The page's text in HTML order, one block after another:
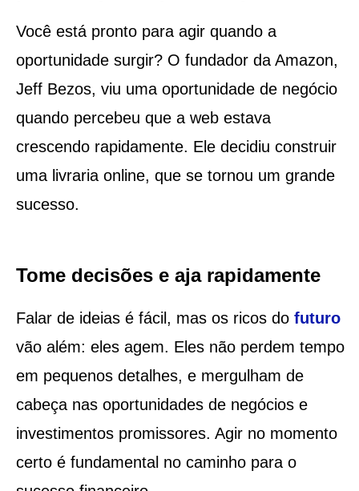
Você está pronto para agir quando a
oportunidade surgir? O fundador da Amazon,
Jeff Bezos, viu uma oportunidade de negócio
quando percebeu que a web estava
crescendo rapidamente. Ele decidiu construir
uma livraria online, que se tornou um grande
sucesso.
Tome decisões e aja rapidamente
Falar de ideias é fácil, mas os ricos do futuro
vão além: eles agem. Eles não perdem tempo
em pequenos detalhes, e mergulham de
cabeça nas oportunidades de negócios e
investimentos promissores. Agir no momento
certo é fundamental no caminho para o